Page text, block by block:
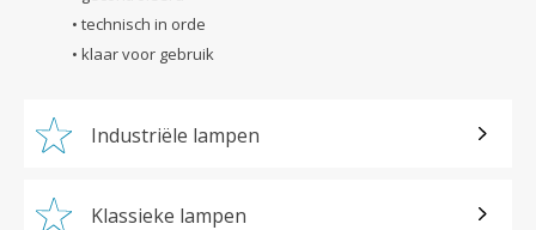
• technisch in orde
• klaar voor gebruik
Industriële lampen
Klassieke lampen